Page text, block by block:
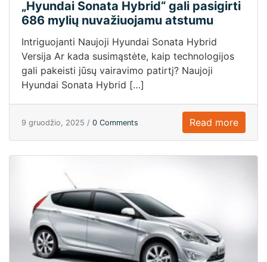
„Hyundai Sonata Hybrid“ gali pasigirti
686 mylių nuvažiuojamu atstumu
Intriguojanti Naujoji Hyundai Sonata Hybrid
Versija Ar kada susimąstėte, kaip technologijos
gali pakeisti jūsų vairavimo patirtį? Naujoji
Hyundai Sonata Hybrid […]
9 gruodžio, 2025 / 0 Comments Read more